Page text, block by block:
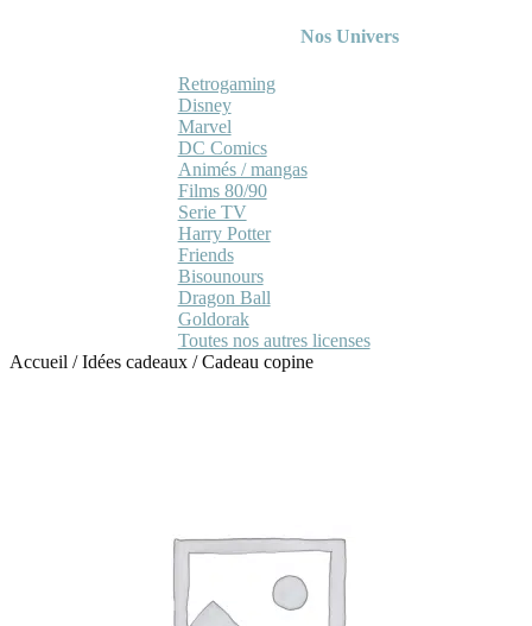
Nos Univers
Retrogaming
Disney
Marvel
DC Comics
Animés / mangas
Films 80/90
Serie TV
Harry Potter
Friends
Bisounours
Dragon Ball
Goldorak
Toutes nos autres licenses
Accueil /Idées cadeaux /Cadeau copine